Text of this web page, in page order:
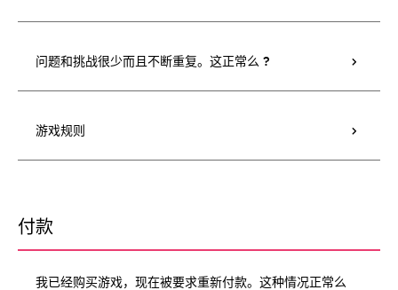
问题和挑战很少而且不断重复。这正常么 ?
游戏规则
付款
我已经购买游戏，现在被要求重新付款。这种情况正常么